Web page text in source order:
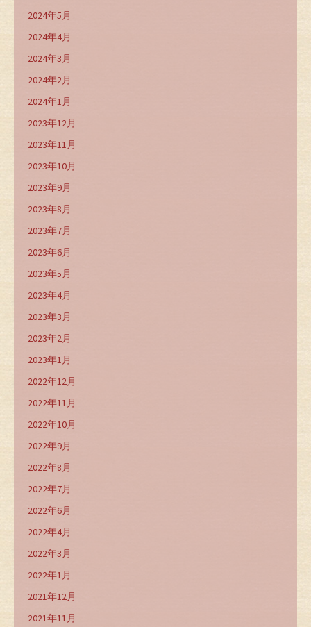
2024年5月
2024年4月
2024年3月
2024年2月
2024年1月
2023年12月
2023年11月
2023年10月
2023年9月
2023年8月
2023年7月
2023年6月
2023年5月
2023年4月
2023年3月
2023年2月
2023年1月
2022年12月
2022年11月
2022年10月
2022年9月
2022年8月
2022年7月
2022年6月
2022年4月
2022年3月
2022年1月
2021年12月
2021年11月